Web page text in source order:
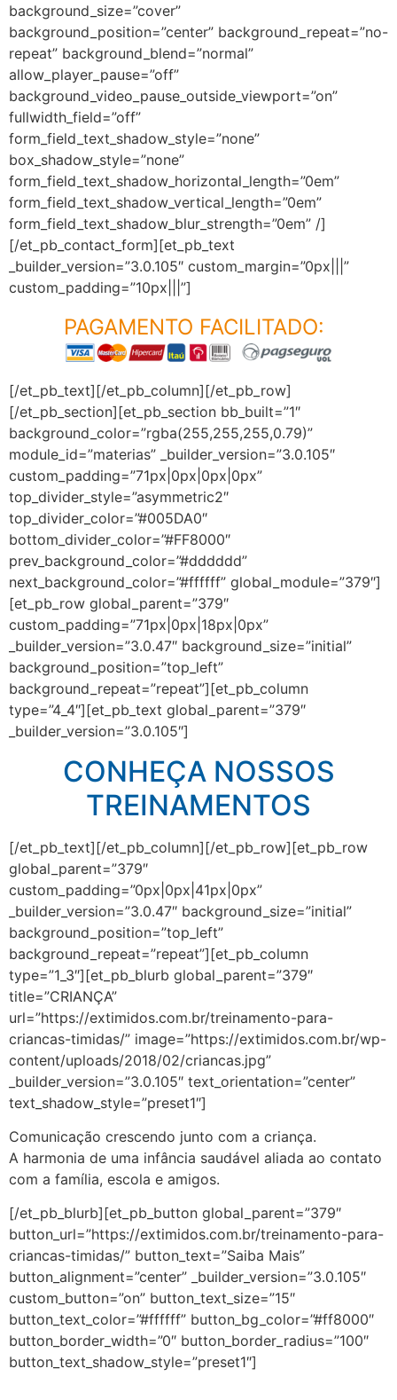
background_size=”cover”
background_position=”center” background_repeat=”no-
repeat” background_blend=”normal”
allow_player_pause=”off”
background_video_pause_outside_viewport=”on”
fullwidth_field=”off”
form_field_text_shadow_style=”none”
box_shadow_style=”none”
form_field_text_shadow_horizontal_length=”0em”
form_field_text_shadow_vertical_length=”0em”
form_field_text_shadow_blur_strength=”0em” /]
[/et_pb_contact_form][et_pb_text
_builder_version=”3.0.105″ custom_margin=”0px|||”
custom_padding=”10px|||”]
PAGAMENTO FACILITADO:
[/et_pb_text][/et_pb_column][/et_pb_row]
[/et_pb_section][et_pb_section bb_built=”1″
background_color=”rgba(255,255,255,0.79)”
module_id=”materias” _builder_version=”3.0.105″
custom_padding=”71px|0px|0px|0px”
top_divider_style=”asymmetric2″
top_divider_color=”#005DA0″
bottom_divider_color=”#FF8000″
prev_background_color=”#dddddd”
next_background_color=”#ffffff” global_module=”379″]
[et_pb_row global_parent=”379″
custom_padding=”71px|0px|18px|0px”
_builder_version=”3.0.47″ background_size=”initial”
background_position=”top_left”
background_repeat=”repeat”][et_pb_column
type=”4_4″][et_pb_text global_parent=”379″
_builder_version=”3.0.105″]
CONHEÇA NOSSOS
TREINAMENTOS
[/et_pb_text][/et_pb_column][/et_pb_row][et_pb_row
global_parent=”379″
custom_padding=”0px|0px|41px|0px”
_builder_version=”3.0.47″ background_size=”initial”
background_position=”top_left”
background_repeat=”repeat”][et_pb_column
type=”1_3″][et_pb_blurb global_parent=”379″
title=”CRIANÇA”
url=”https://extimidos.com.br/treinamento-para-
criancas-timidas/” image=”https://extimidos.com.br/wp-
content/uploads/2018/02/criancas.jpg”
_builder_version=”3.0.105″ text_orientation=”center”
text_shadow_style=”preset1″]
Comunicação crescendo junto com a criança.
A harmonia de uma infância saudável aliada ao contato
com a família, escola e amigos.
[/et_pb_blurb][et_pb_button global_parent=”379″
button_url=”https://extimidos.com.br/treinamento-para-
criancas-timidas/” button_text=”Saiba Mais”
button_alignment=”center” _builder_version=”3.0.105″
custom_button=”on” button_text_size=”15″
button_text_color=”#ffffff” button_bg_color=”#ff8000″
button_border_width=”0″ button_border_radius=”100″
button_text_shadow_style=”preset1″]